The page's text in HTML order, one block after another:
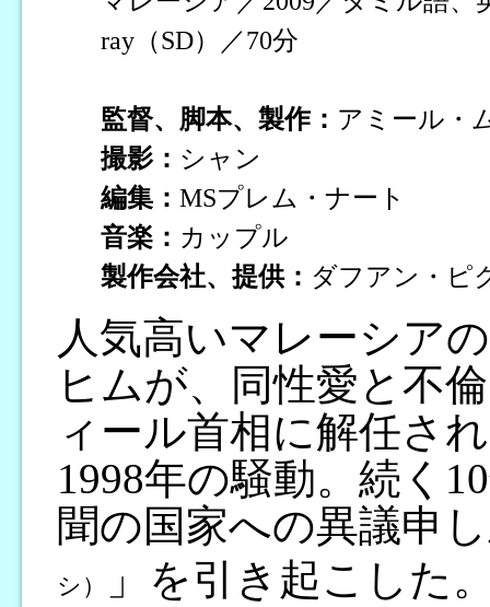
ray（SD）／70分
監督、脚本、製作： アミール・
撮影： シャン
編集： MSプレム・ナート
音楽： カップル
製作会社、提供： ダフアン・ピ
人気高いマレーシア
ヒムが、同性愛と不
ィール首相に解任さ
1998年の騒動。続く
聞の国家への異議申
シ）
」を引き起こした